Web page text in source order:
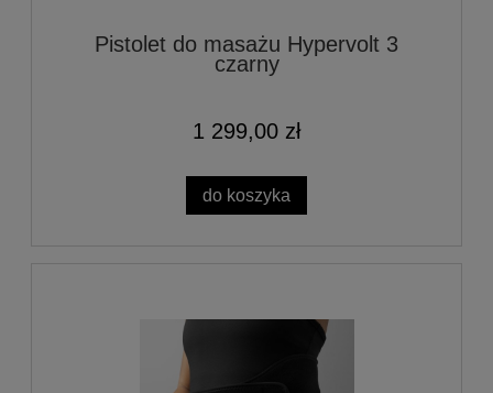
Pistolet do masażu Hypervolt 3
czarny
1 299,00 zł
do koszyka